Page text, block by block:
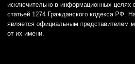
исключительно в информационных целях
статьей 1274 Гражданского кодекса РФ.
является официальным представителем
от их имени.